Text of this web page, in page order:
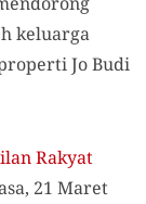
keluarga
Jo Budi
Rakyat
21 Maret